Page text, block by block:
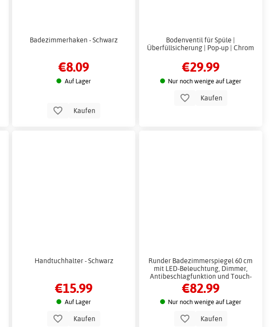
Badezimmerhaken - Schwarz
€8.09
Auf Lager
Kaufen
Bodenventil für Spüle |
Überfüllsicherung | Pop-up | Chrom
€29.99
Nur noch wenige auf Lager
Kaufen
Handtuchhalter - Schwarz
€15.99
Auf Lager
Kaufen
Runder Badezimmerspiegel 60 cm
mit LED-Beleuchtung, Dimmer,
Antibeschlagfunktion und Touch-
Bedienung
€82.99
Nur noch wenige auf Lager
Kaufen